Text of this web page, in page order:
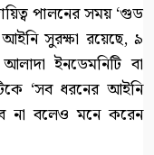
পালনের সময় ‘গুড
সুরক্ষা রয়েছে, ৯
ইনডেমনিটি বা
‘সব ধরনের আইনি
না বলেও মনে করেন